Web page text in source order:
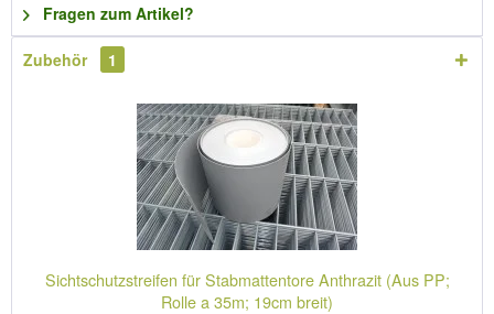
Fragen zum Artikel?
Zubehör 1
Sichtschutzstreifen für Stabmattentore Anthrazit (Aus PP;
Rolle a 35m; 19cm breit)